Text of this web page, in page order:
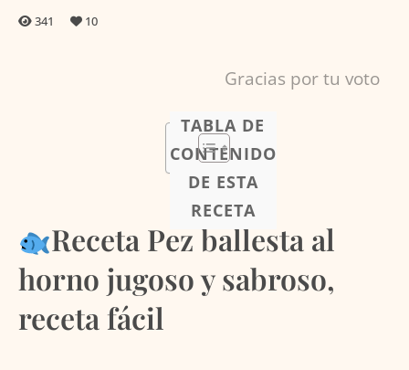
341 10
Gracias por tu voto
TABLA DE
CONTENIDO
DE ESTA
RECETA
Receta Pez ballesta al
horno jugoso y sabroso,
receta fácil